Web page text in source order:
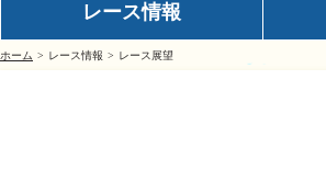
レース情報
ホーム レース情報 レース展望